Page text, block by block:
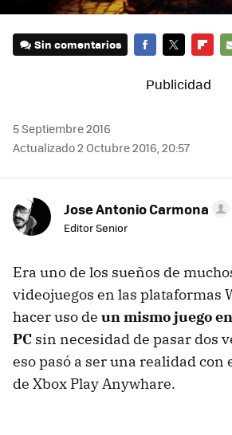
Sin comentarios
5 Septiembre 2016
Actualizado 2 Octubre 2016, 20:57
Jose Antonio Carmona
Editor Senior
Era uno de los sueños de
videojuegos en las plataformas
hacer uso de un mismo juego
PC sin necesidad de pasar dos
eso pasó a ser una realidad
de Xbox Play Anywhare.